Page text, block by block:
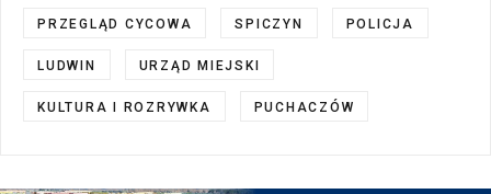
PRZEGLĄD CYCOWA SPICZYN POLICJA
LUDWIN URZĄD MIEJSKI
KULTURA I ROZRYWKA PUCHACZÓW